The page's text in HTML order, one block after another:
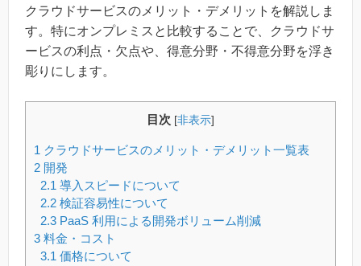
クラウドサービスのメリット・デメリットを解説しま
す。特にオンプレミスと比較することで、クラウドサ
ービスの利点・欠点や、得意分野・不得意分野を浮き
彫りにします。
目次 [非表示]
1 クラウドサービスのメリット・デメリット一覧表
2 開発
2.1 導入スピードについて
2.2 検証容易性について
2.3 PaaS 利用による開発ボリューム削減
3 料金・コスト
3.1 価格について